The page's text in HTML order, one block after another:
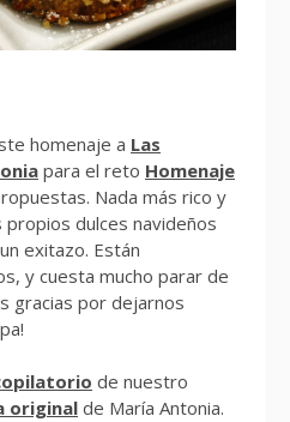
homenaje a Las
para el reto Homenaje
Nada más rico y
dulces navideños
exitazo. Están
y cuesta mucho parar de
gracias por dejarnos
de nuestro
original de María Antonia.